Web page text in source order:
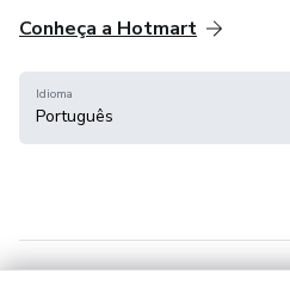
Conheça a Hotmart
Idioma
Português